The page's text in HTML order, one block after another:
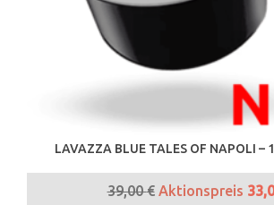
LAVAZZA BLUE TALES OF NAPOLI –
39,00€ Aktionspreis